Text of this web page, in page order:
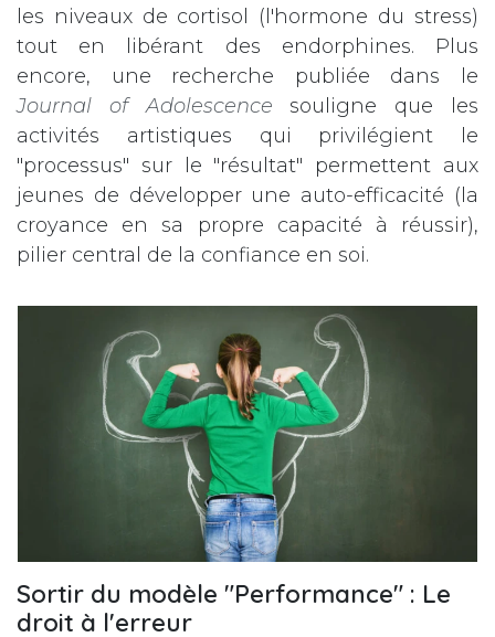
les niveaux de cortisol (l'hormone du stress)
tout en libérant des endorphines. Plus
encore, une recherche publiée dans le
Journal of Adolescence souligne que les
activités artistiques qui privilégient le
"processus" sur le "résultat" permettent aux
jeunes de développer une auto-efficacité (la
croyance en sa propre capacité à réussir),
pilier central de la confiance en soi.
Sortir du modèle "Performance" : Le
droit à l'erreur